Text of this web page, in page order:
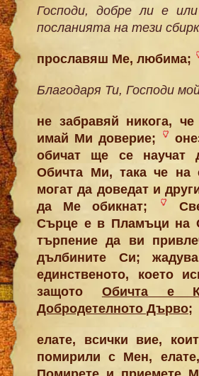
Господи, добре ли е
посланията на тези
прославяш Ме, любима;
Благодаря Ти, Господи
не забравяй никога,
имай Ми доверие;
обичат ще се научат
Обичта Ми, така че на
могат да доведат и
да Ме обикнат;
Сърце е в Пламъци на
търпение да ви
дълбините Си;
единственото, което
защото Обичта е
Добродетелното Дърво;
елате, всички вие,
помирили с Мен,